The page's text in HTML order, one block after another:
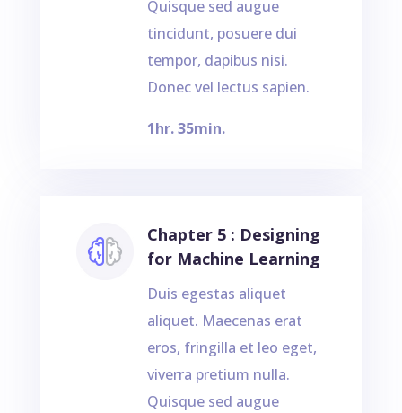
Quisque sed augue
tincidunt, posuere dui
tempor, dapibus nisi.
Donec vel lectus sapien.
1hr. 35min.
Chapter 5 : Designing
for Machine Learning
Duis egestas aliquet
aliquet. Maecenas erat
eros, fringilla et leo eget,
viverra pretium nulla.
Quisque sed augue